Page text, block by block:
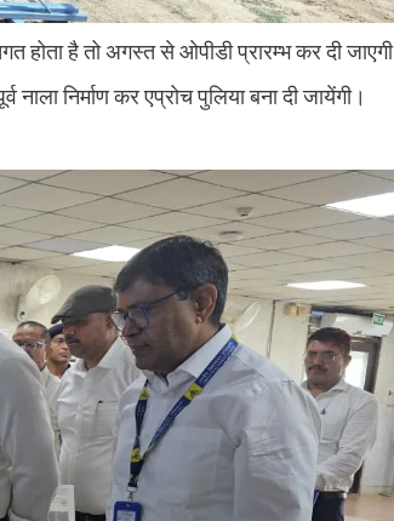
होता है तो अगस्त से ओपीडी प्रारम्भ कर दी
निर्माण कर एप्रोच पुलिया बना दी जायेंगी।